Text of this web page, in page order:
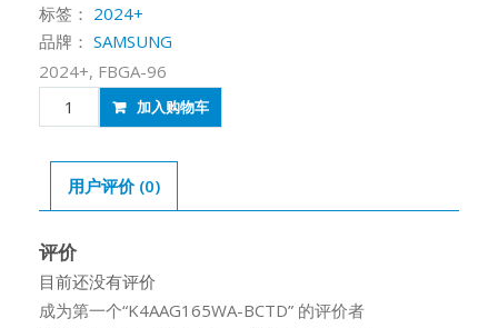
标签： 2024+
品牌： SAMSUNG
2024+, FBGA-96
K4AAG165WA-
BCTD
加入购物车
用户评价 (0)
评价
目前还没有评价
成为第一个“K4AAG165WA-BCTD” 的评价者